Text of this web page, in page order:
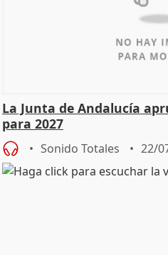
La Junta de Andalucía
para 2027
Sonido Totales 22/